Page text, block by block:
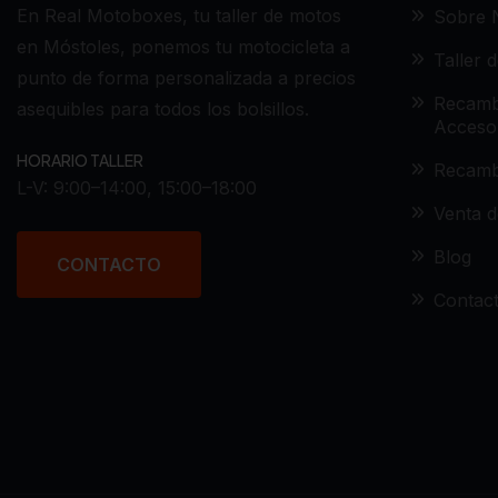
En Real Motoboxes, tu taller de motos
en Móstoles, ponemos tu motocicleta a
punto de forma personalizada a precios
asequibles para todos los bolsillos.
HORARIO TALLER
L-V: 9:00–14:00, 15:00–18:00
CONTACTO
Sobre
Taller
Venta
Blog